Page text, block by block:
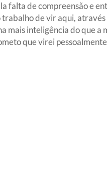
falta de compreensão e
trabalho de vir aqui,
mais inteligência do que a
que virei